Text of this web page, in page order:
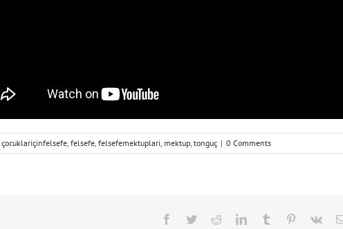
çocuklariçinfelsefe felsefe felsefemektuplari mektup tonguç | 0 Comments
Facebook
TwitterRedditLinkedInTumblr Pinterest
Vk